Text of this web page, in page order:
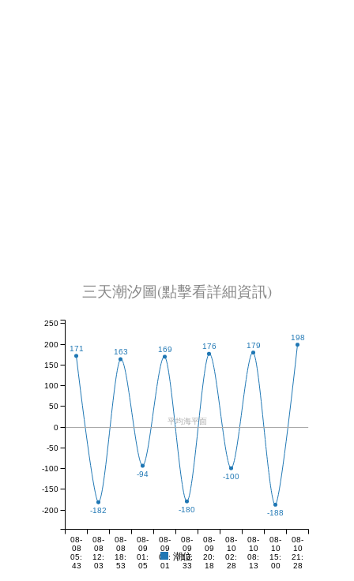
三天潮汐圖(點擊看詳細資訊)
171
-182
163
-94
169
-180
176
-100
179
-188
198
平均海平面
08-
08
05:
43
08-
08
12:
03
08-
08
18:
53
08-
09
01:
05
08-
09
07:
01
08-
09
13:
33
08-
09
20:
18
08-
10
02:
28
08-
10
08:
13
08-
10
15:
00
08-
10
21:
28
-200
-150
-100
-50
0
50
100
150
200
250
潮位